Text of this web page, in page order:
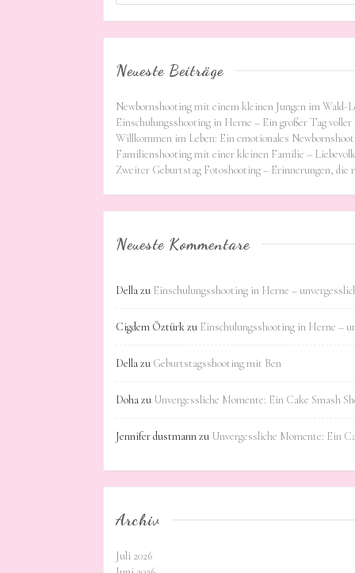
Neueste Beiträge
Newbornshooting mit einem kleinen Jungen im
Einschulungsshooting in Herne – Ein großer Tag voller
Willkommen im Leben: Ein emotionales
Familienshooting mit einer kleinen Familie –
Zweiter Geburtstag Fotoshooting – Erinnerungen, die
Neueste Kommentare
Dellazu Einschulungsshooting in Herne –
Cigdem Öztürkzu Einschulungsshooting in Herne –
Dellazu Geburtstagsshooting mit Ben
Dohazu Unvergessliche Momente: Ein Cake Smash
Jennifer dustmannzu Unvergessliche Momente: Ein
Archiv
Juli 2026